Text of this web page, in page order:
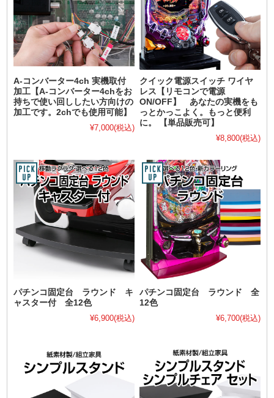
A-コンバーター4ch 実機取付
加工【A-コンバーター4chをお
持ちで使い回ししたい方向けの
加工です。2chでも使用可能】
¥7,000(税込)
クイック電源スイッチ ワイヤ
レス【リモコンで電源
ON/OFF】 あなたの実機をも
っとかっこよく。もっと便利
に。 【単品販売可】
¥8,800(税込)
パチンコ固定台 ラウンド キ
ャスター付 全12色
¥6,900(税込)
パチンコ固定台 ラウンド 全
12色
¥6,700(税込)